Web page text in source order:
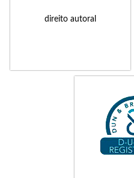
direito autoral